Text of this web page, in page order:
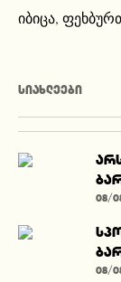
იბიცა,
ᲡᲘᲐᲮᲚᲔᲔᲑᲘ
08/
08/